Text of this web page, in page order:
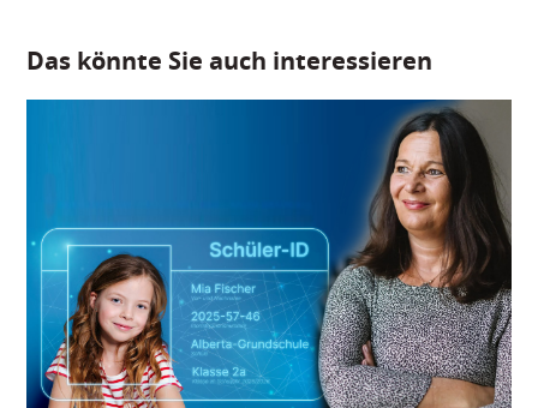
Das könnte Sie auch interessieren